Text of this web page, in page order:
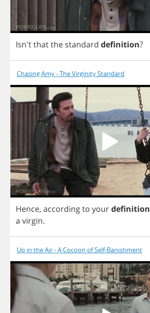
Isn'tthatthe standard definition?
Chasing Amy - The Virginity Standard
Hence, accordingto yourdefinition
a virgin.
Up in the Air - A Cocoon of Self-Banishment